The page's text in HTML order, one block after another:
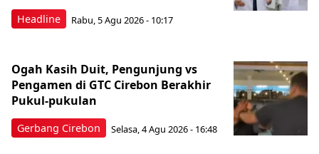
Headline Rabu, 5 Agu 2026 - 10:17
Gerbang Cirebon
Ogah Kasih Duit, Pengunjung vs
Pengamen di GTC Cirebon Berakhir
Pukul-pukulan
Selasa, 4 Agu 2026 - 16:48